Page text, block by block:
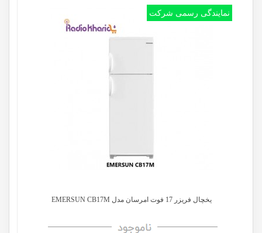
نمایندگی رسمی شرکت
یخچال فریزر 17 فوت امرسان مدل EMERSUN CB17M